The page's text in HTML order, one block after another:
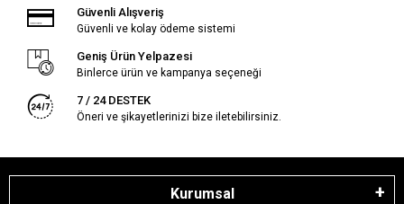
Güvenli Alışveriş
Güvenli ve kolay ödeme sistemi
Geniş Ürün Yelpazesi
Binlerce ürün ve kampanya seçeneği
7 / 24 DESTEK
Öneri ve şikayetlerinizi bize iletebilirsiniz.
Kurumsal